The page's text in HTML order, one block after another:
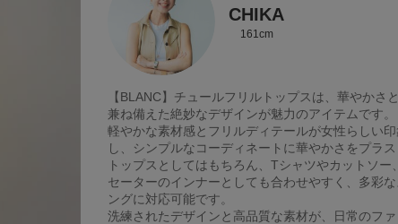
CHIKA
161cm
【BLANC】チュールフリルトップスは、華やかさ
兼ね備えた絶妙なデザインが魅力のアイテムです。
軽やかな素材感とフリルディテールが女性らしい印
し、シンプルなコーディネートに華やかさをプラス
トップスとしてはもちろん、Tシャツやカットソー
セーターのインナーとしても合わせやすく、多彩な
ングに対応可能です。
洗練されたデザインと高品質な素材が、日常のフ